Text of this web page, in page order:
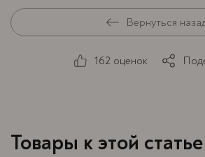
Вернуться
162 оценок
Товары к этой статье